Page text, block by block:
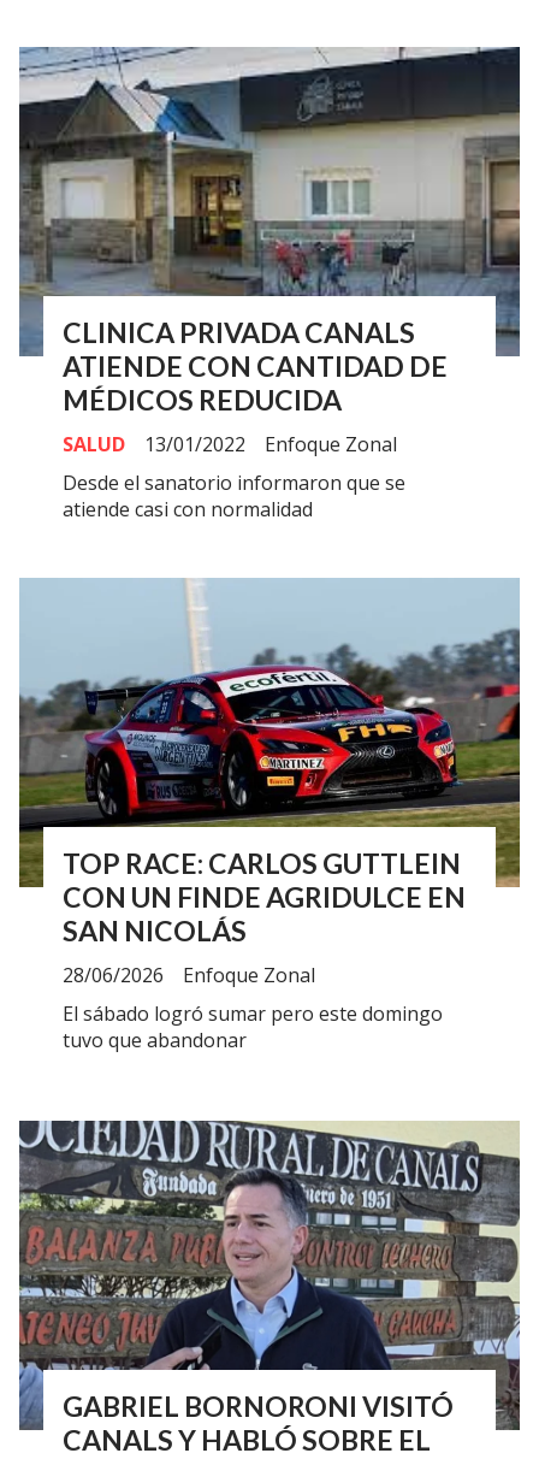
CLINICA PRIVADA CANALS
ATIENDE CON CANTIDAD DE
MÉDICOS REDUCIDA
Enfoque Zonal
SALUD
13/01/2022
Desde el sanatorio informaron que se
atiende casi con normalidad
TOP RACE: CARLOS GUTTLEIN
CON UN FINDE AGRIDULCE EN
SAN NICOLÁS
Enfoque Zonal
28/06/2026
El sábado logró sumar pero este domingo
tuvo que abandonar
GABRIEL BORNORONI VISITÓ
CANALS Y HABLÓ SOBRE EL